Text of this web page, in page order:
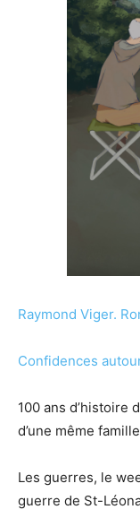
Raymond Viger.
Confidences
100 ans d’histoire
d’une même
Les guerres, le
guerre de St-